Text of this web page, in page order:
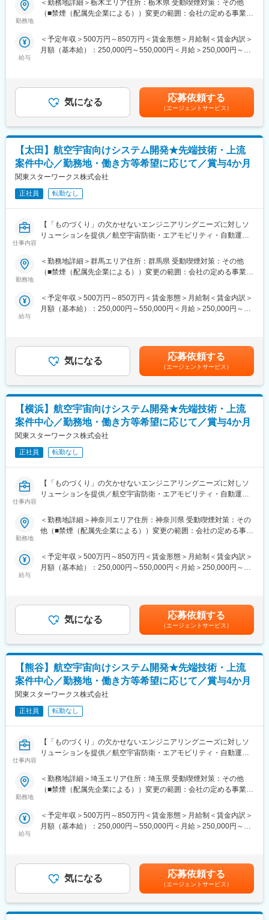
◇結論的に売上に結び付ける必要がある営業部門の仕事であり、
付きます。
ックス制も導入。個々人の働きやすさに合わせた働き方ができる
環境づくりをしています。育児休暇（取得率男性：男女
100％）、有給休暇（取得率72％）などライフステージの変化に
合わせた働き方が出来るように会社として休暇の取得を推奨して
し」、仕事と介護を両立できる職場環境認定の「トモニン」を取
得
＼ここがPOINT／
・大手企業＆先端技術などPJT数3000件以上
・あなたの希望を重視。理想のキャリアを描ける。
・上京支援（家賃・引っ越し費用補助）あり
ジニアを大募集。
■業務内容：
ソフトウェア分野における開発を行っています。
先端技術系を中心に、防衛関連、宇宙開発、自動運転、ロボティ
クス、AI技術、IOT、ネットワーク（クラウド）分野の開発に携わ
っていただきます。
（1）ドローンの空中制御システムの開発（C＃、Matlab）
（2）防衛（ロケット、自動運転）に関するソフトウェア開発（ア
プリケーション）
（5）自走ロボットの感知システムのソフトウェア試験（Java）
（6）車載ソフトウェア開発 ADAS（先進運転支援システム）開発
（8）エッヂAIのアルゴリズム開発 等※その他、多数あり
（9）利用するツール・言語※プロジェクトごと
C言語、C++、C#、Java、Javascript、Python、VB、VBA、Go言
語 等
【DB】
SQL、Oracle、PostgreSQL
【クラウド】
AWS、Azure、GCP
※一つのプロジェクトを担当いただく平均期間は3～4年程度
■充実のサポート体制：
・スキルに合わせた業務からスタート
・2人以上のチームで案件に配属
・2～3カ月に1度営業や人事との面談
・研修費用補助などスキル支援充実
変更の範囲：会社の定める業務
勤務地
＜勤務地詳細＞栃木エリア住所：栃木県 受動喫煙対策：その他
（■禁煙（配属先企業による））変更の範囲：会社の定める事業所
給与
＜予定年収＞500万円～850万円＜賃金形態＞月給制＜賃金内訳＞
月額（基本給）：250,000円～550,000円＜月給＞250,000円～
50万円+賞与＋諸手当）※49歳／経験者／入社7年目720万円（月
給45万円+賞与＋諸手当）※35歳／経験者／入社4年目賃金はあく
までも目安の金額であり、選考を通じて上下する可能性がありま
す。月給(月額)は固定手当を含めた表記です。
気になる 応募依頼する
（エージェントサービス）
【太田】航空宇宙向けシステム開発★先端技術・上流
案件中心／勤務地・働き方等希望に応じて／賞与4か月
関東スターワークス株式会社
正社員 転勤なし
仕事内容
【「ものづくり」の欠かせないエンジニアリングニーズに対しソ
リューションを提供／航空宇宙防衛・エアモビリティ・自動運転
＼ここがPOINT／
・大手企業＆先端技術などPJT数3000件以上
・あなたの希望を重視。理想のキャリアを描ける。
・上京支援（家賃・引っ越し費用補助）あり
ジニアを大募集。
■業務内容：
ソフトウェア分野における開発を行っています。
先端技術系を中心に、防衛関連、宇宙開発、自動運転、ロボティ
クス、AI技術、IOT、ネットワーク（クラウド）分野の開発に携わ
っていただきます。
（1）ドローンの空中制御システムの開発（C＃、Matlab）
（2）防衛（ロケット、自動運転）に関するソフトウェア開発（ア
プリケーション）
（5）自走ロボットの感知システムのソフトウェア試験（Java）
（6）車載ソフトウェア開発 ADAS（先進運転支援システム）開発
（8）エッヂAIのアルゴリズム開発 等※その他、多数あり
（9）利用するツール・言語※プロジェクトごと
C言語、C++、C#、Java、Javascript、Python、VB、VBA、Go言
語 等
【DB】
SQL、Oracle、PostgreSQL
【クラウド】
AWS、Azure、GCP
※一つのプロジェクトを担当いただく平均期間は3～4年程度
■充実のサポート体制：
・スキルに合わせた業務からスタート
・2人以上のチームで案件に配属
・2～3カ月に1度営業や人事との面談
・研修費用補助などスキル支援充実
変更の範囲：会社の定める業務
勤務地
＜勤務地詳細＞群馬エリア住所：群馬県 受動喫煙対策：その他
（■禁煙（配属先企業による））変更の範囲：会社の定める事業所
給与
＜予定年収＞500万円～850万円＜賃金形態＞月給制＜賃金内訳＞
月額（基本給）：250,000円～550,000円＜月給＞250,000円～
50万円+賞与＋諸手当）※49歳／経験者／入社7年目720万円（月
給45万円+賞与＋諸手当）※35歳／経験者／入社4年目賃金はあく
までも目安の金額であり、選考を通じて上下する可能性がありま
す。月給(月額)は固定手当を含めた表記です。
気になる 応募依頼する
（エージェントサービス）
【横浜】航空宇宙向けシステム開発★先端技術・上流
案件中心／勤務地・働き方等希望に応じて／賞与4か月
関東スターワークス株式会社
正社員 転勤なし
仕事内容
【「ものづくり」の欠かせないエンジニアリングニーズに対しソ
リューションを提供／航空宇宙防衛・エアモビリティ・自動運転
＼ここがPOINT／
・大手企業＆先端技術などPJT数3000件以上
・あなたの希望を重視。理想のキャリアを描ける。
・上京支援（家賃・引っ越し費用補助）あり
ジニアを大募集。
■業務内容：
ソフトウェア分野における開発を行っています。
先端技術系を中心に、防衛関連、宇宙開発、自動運転、ロボティ
クス、AI技術、IOT、ネットワーク（クラウド）分野の開発に携わ
っていただきます。
（1）ドローンの空中制御システムの開発（C＃、Matlab）
（2）防衛（ロケット、自動運転）に関するソフトウェア開発（ア
プリケーション）
（5）自走ロボットの感知システムのソフトウェア試験（Java）
（6）車載ソフトウェア開発 ADAS（先進運転支援システム）開発
（8）エッヂAIのアルゴリズム開発 等※その他、多数あり
（9）利用するツール・言語※プロジェクトごと
C言語、C++、C#、Java、Javascript、Python、VB、VBA、Go言
語 等
【DB】
SQL、Oracle、PostgreSQL
【クラウド】
AWS、Azure、GCP
※一つのプロジェクトを担当いただく平均期間は3～4年程度
勤務地
＜勤務地詳細＞神奈川エリア住所：神奈川県 受動喫煙対策：その
他（■禁煙（配属先企業による））変更の範囲：会社の定める事業
給与
＜予定年収＞500万円～850万円＜賃金形態＞月給制＜賃金内訳＞
月額（基本給）：250,000円～550,000円＜月給＞250,000円～
50万円+賞与＋諸手当）※49歳／経験者／入社7年目720万円（月
給45万円+賞与＋諸手当）※35歳／経験者／入社4年目賃金はあく
までも目安の金額であり、選考を通じて上下する可能性がありま
す。月給(月額)は固定手当を含めた表記です。
気になる 応募依頼する
（エージェントサービス）
【熊谷】航空宇宙向けシステム開発★先端技術・上流
案件中心／勤務地・働き方等希望に応じて／賞与4か月
関東スターワークス株式会社
正社員 転勤なし
仕事内容
【「ものづくり」の欠かせないエンジニアリングニーズに対しソ
リューションを提供／航空宇宙防衛・エアモビリティ・自動運転
＼ここがPOINT／
・大手企業＆先端技術などPJT数3000件以上
・あなたの希望を重視。理想のキャリアを描ける。
・上京支援（家賃・引っ越し費用補助）あり
ジニアを大募集。
■業務内容：
ソフトウェア分野における開発を行っています。
先端技術系を中心に、防衛関連、宇宙開発、自動運転、ロボティ
勤務地
＜勤務地詳細＞埼玉エリア住所：埼玉県 受動喫煙対策：その他
（■禁煙（配属先企業による））変更の範囲：会社の定める事業所
給与
＜予定年収＞500万円～850万円＜賃金形態＞月給制＜賃金内訳＞
月額（基本給）：250,000円～550,000円＜月給＞250,000円～
50万円+賞与＋諸手当）※49歳／経験者／入社7年目720万円（月
給45万円+賞与＋諸手当）※35歳／経験者／入社4年目賃金はあく
までも目安の金額であり、選考を通じて上下する可能性がありま
す。月給(月額)は固定手当を含めた表記です。
気になる 応募依頼する
（エージェントサービス）